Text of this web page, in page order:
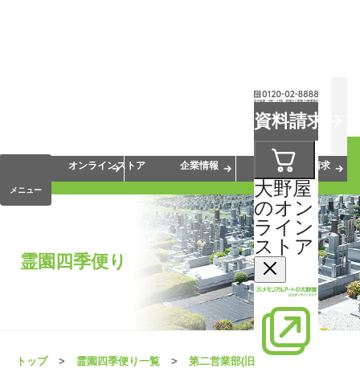
資料請求
大野屋
のオン
ライン
ストア
メニュー
会員サービス
オンラインストア
企業情報 資料請求
霊園四季便り
トップ 霊園四季便り一覧
第二営業部(旧市川店)